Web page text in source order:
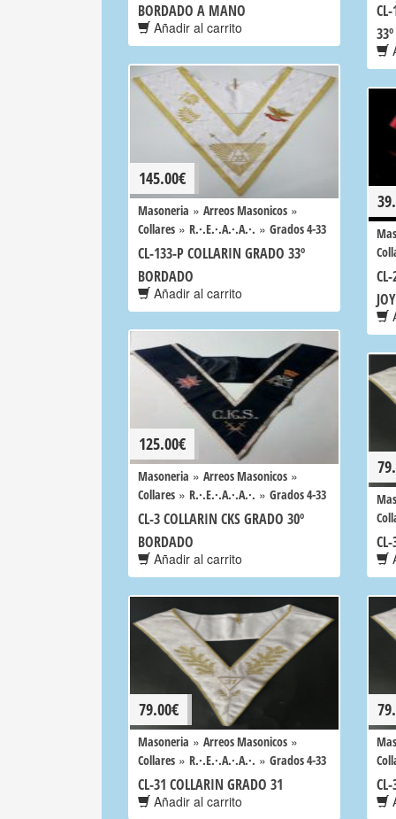
BORDADO A MANO
Añadir al carrito
33º
145.00€
Masoneria » Arreos Masonicos »
Collares » R.·.E.·.A.·.A.·. » Grados 4-33
CL-133-P COLLARIN GRADO 33º
BORDADO
Añadir al carrito
125.00€
Masoneria » Arreos Masonicos »
Collares » R.·.E.·.A.·.A.·. » Grados 4-33
CL-3 COLLARIN CKS GRADO 30º
BORDADO
Añadir al carrito
79.00€
Masoneria » Arreos Masonicos »
Collares » R.·.E.·.A.·.A.·. » Grados 4-33
CL-31 COLLARIN GRADO 31
Añadir al carrito